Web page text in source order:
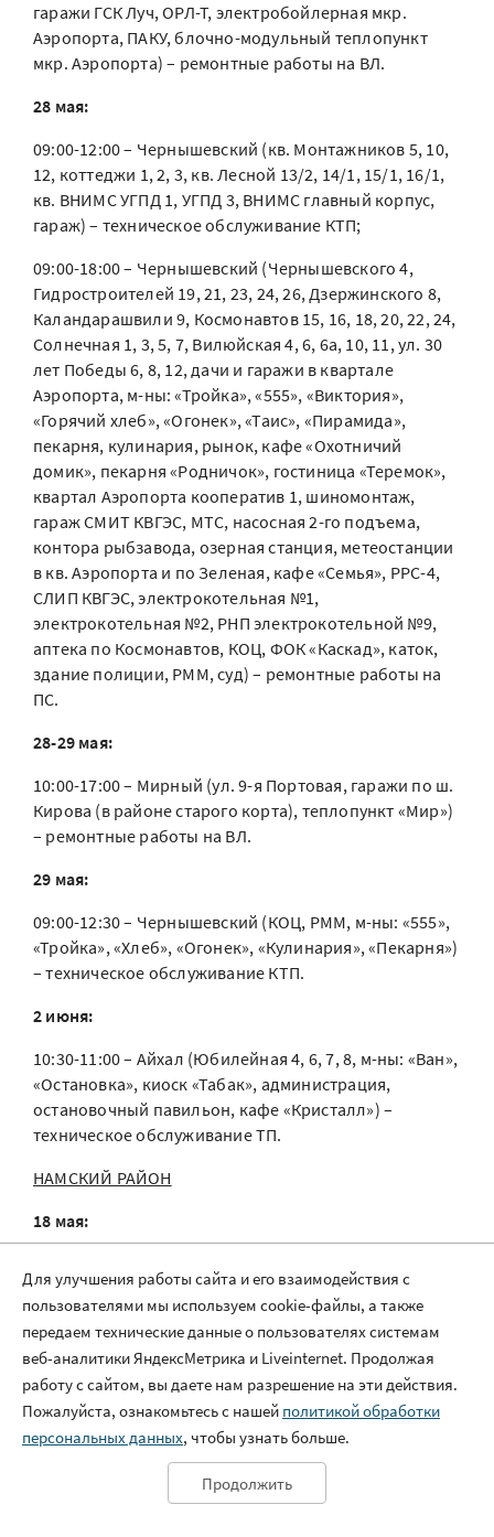
гаражи ГСК Луч, ОРЛ-Т, электробойлерная мкр.
Аэропорта, ПАКУ, блочно-модульный теплопункт
мкр. Аэропорта) – ремонтные работы на ВЛ.
28 мая:
09:00-12:00 – Чернышевский (кв. Монтажников 5, 10,
12, коттеджи 1, 2, 3, кв. Лесной 13/2, 14/1, 15/1, 16/1,
кв. ВНИМС УГПД 1, УГПД 3, ВНИМС главный корпус,
гараж) – техническое обслуживание КТП;
09:00-18:00 – Чернышевский (Чернышевского 4,
Гидростроителей 19, 21, 23, 24, 26, Дзержинского 8,
Каландарашвили 9, Космонавтов 15, 16, 18, 20, 22, 24,
Солнечная 1, 3, 5, 7, Вилюйская 4, 6, 6а, 10, 11, ул. 30
лет Победы 6, 8, 12, дачи и гаражи в квартале
Аэропорта, м-ны: «Тройка», «555», «Виктория»,
«Горячий хлеб», «Огонек», «Таис», «Пирамида»,
пекарня, кулинария, рынок, кафе «Охотничий
домик», пекарня «Родничок», гостиница «Теремок»,
квартал Аэропорта кооператив 1, шиномонтаж,
гараж СМИТ КВГЭС, МТС, насосная 2-го подъема,
контора рыбзавода, озерная станция, метеостанции
в кв. Аэропорта и по Зеленая, кафе «Семья», РРС-4,
СЛИП КВГЭС, электрокотельная №1,
электрокотельная №2, РНП электрокотельной №9,
аптека по Космонавтов, КОЦ, ФОК «Каскад», каток,
здание полиции, РММ, суд) – ремонтные работы на
ПС.
28-29 мая:
10:00-17:00 – Мирный (ул. 9-я Портовая, гаражи по ш.
Кирова (в районе старого корта), теплопункт «Мир»)
– ремонтные работы на ВЛ.
29 мая:
09:00-12:30 – Чернышевский (КОЦ, РММ, м-ны: «555»,
«Тройка», «Хлеб», «Огонек», «Кулинария», «Пекарня»)
– техническое обслуживание КТП.
2 июня:
10:30-11:00 – Айхал (Юбилейная 4, 6, 7, 8, м-ны: «Ван»,
«Остановка», киоск «Табак», администрация,
остановочный павильон, кафе «Кристалл») –
техническое обслуживание ТП.
НАМСКИЙ РАЙОН
18 мая:
допуск бригады СМО по подключению новой ВЛ.
18-22 мая:
10:00-17:00 – Бютяй-Юрдя – капитальный ремонт ВЛ;
19 мая:
10:00-17:00 – Ымыяхтах (Центральная,
Администрация, баня, АТС, ветстанция, маслозавод)
Для улучшения работы сайта и его взаимодействия с
пользователями мы используем cookie-файлы, а также
передаем технические данные о пользователях системам
веб-аналитики ЯндексМетрика и Liveinternet. Продолжая
работу с сайтом, вы даете нам разрешение на эти действия.
Пожалуйста, ознакомьтесь с нашей политикой обработки
персональных данных, чтобы узнать больше.
Продолжить